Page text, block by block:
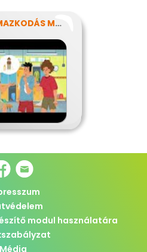
AZ ALKALMAZKODÁS MŰVÉSZETE
modul használatára
Média